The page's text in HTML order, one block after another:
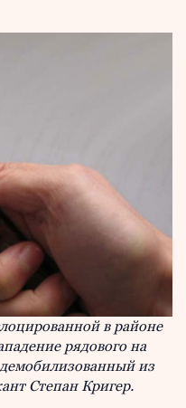
в районе
рядового на
из
Степан Кригер.